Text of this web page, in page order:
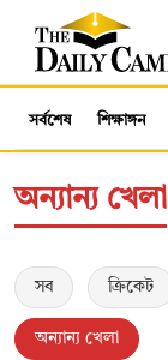
সর্বশেষ শিক্ষাঙ্গন
অন্যান্য খেলা
সব ক্রিকেট
অন্যান্য খেলা